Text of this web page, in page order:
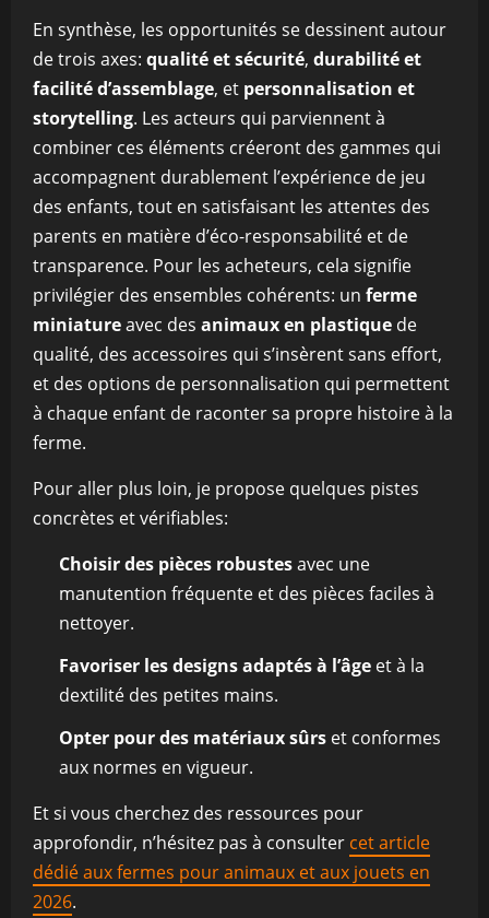
En synthèse, les opportunités se dessinent autour
de trois axes: qualité et sécurité, durabilité et
facilité d’assemblage, et personnalisation et
storytelling. Les acteurs qui parviennent à
combiner ces éléments créeront des gammes qui
accompagnent durablement l’expérience de jeu
des enfants, tout en satisfaisant les attentes des
parents en matière d’éco-responsabilité et de
transparence. Pour les acheteurs, cela signifie
privilégier des ensembles cohérents: un ferme
miniatureavec des animaux en plastique de
qualité, des accessoires qui s’insèrent sans effort,
et des options de personnalisation qui permettent
à chaque enfant de raconter sa propre histoire à la
ferme.
Pour aller plus loin, je propose quelques pistes
concrètes et vérifiables:
Choisir des pièces robustesavec une
manutention fréquente et des pièces faciles à
nettoyer.
Favoriser les designs adaptés à l’âge et à la
dextilité des petites mains.
Opter pour des matériaux sûrs et conformes
aux normes en vigueur.
Et si vous cherchez des ressources pour
approfondir, n’hésitez pas à consulter cet article
dédié aux fermes pour animaux et aux jouets en
2026.